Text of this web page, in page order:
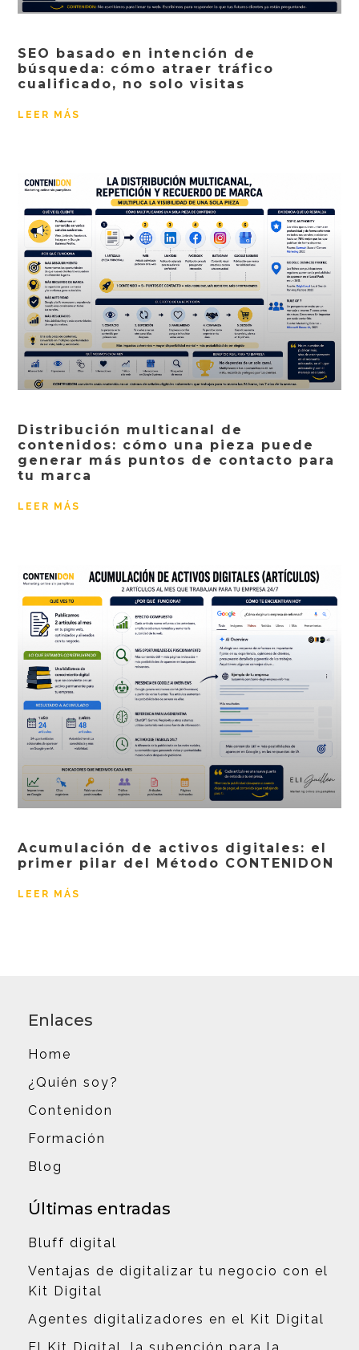
SEO basado en intención de
búsqueda: cómo atraer tráfico
cualificado, no solo visitas
LEER MÁS
Distribución multicanal de
contenidos: cómo una pieza puede
generar más puntos de contacto para
tu marca
LEER MÁS
Acumulación de activos digitales: el
primer pilar del Método CONTENIDON
LEER MÁS
Enlaces
Home
¿Quién soy?
Contenidon
Formación
Blog
Últimas entradas
Bluff digital
Ventajas de digitalizar tu negocio con el
Kit Digital
Agentes digitalizadores en el Kit Digital